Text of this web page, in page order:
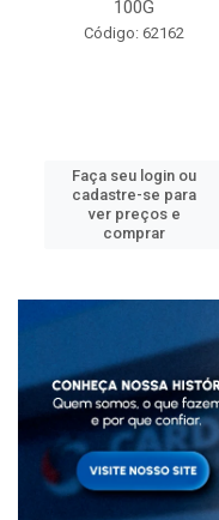
100G
Código: 62162
Faça seu login ou
cadastre-se para
ver preços e
comprar